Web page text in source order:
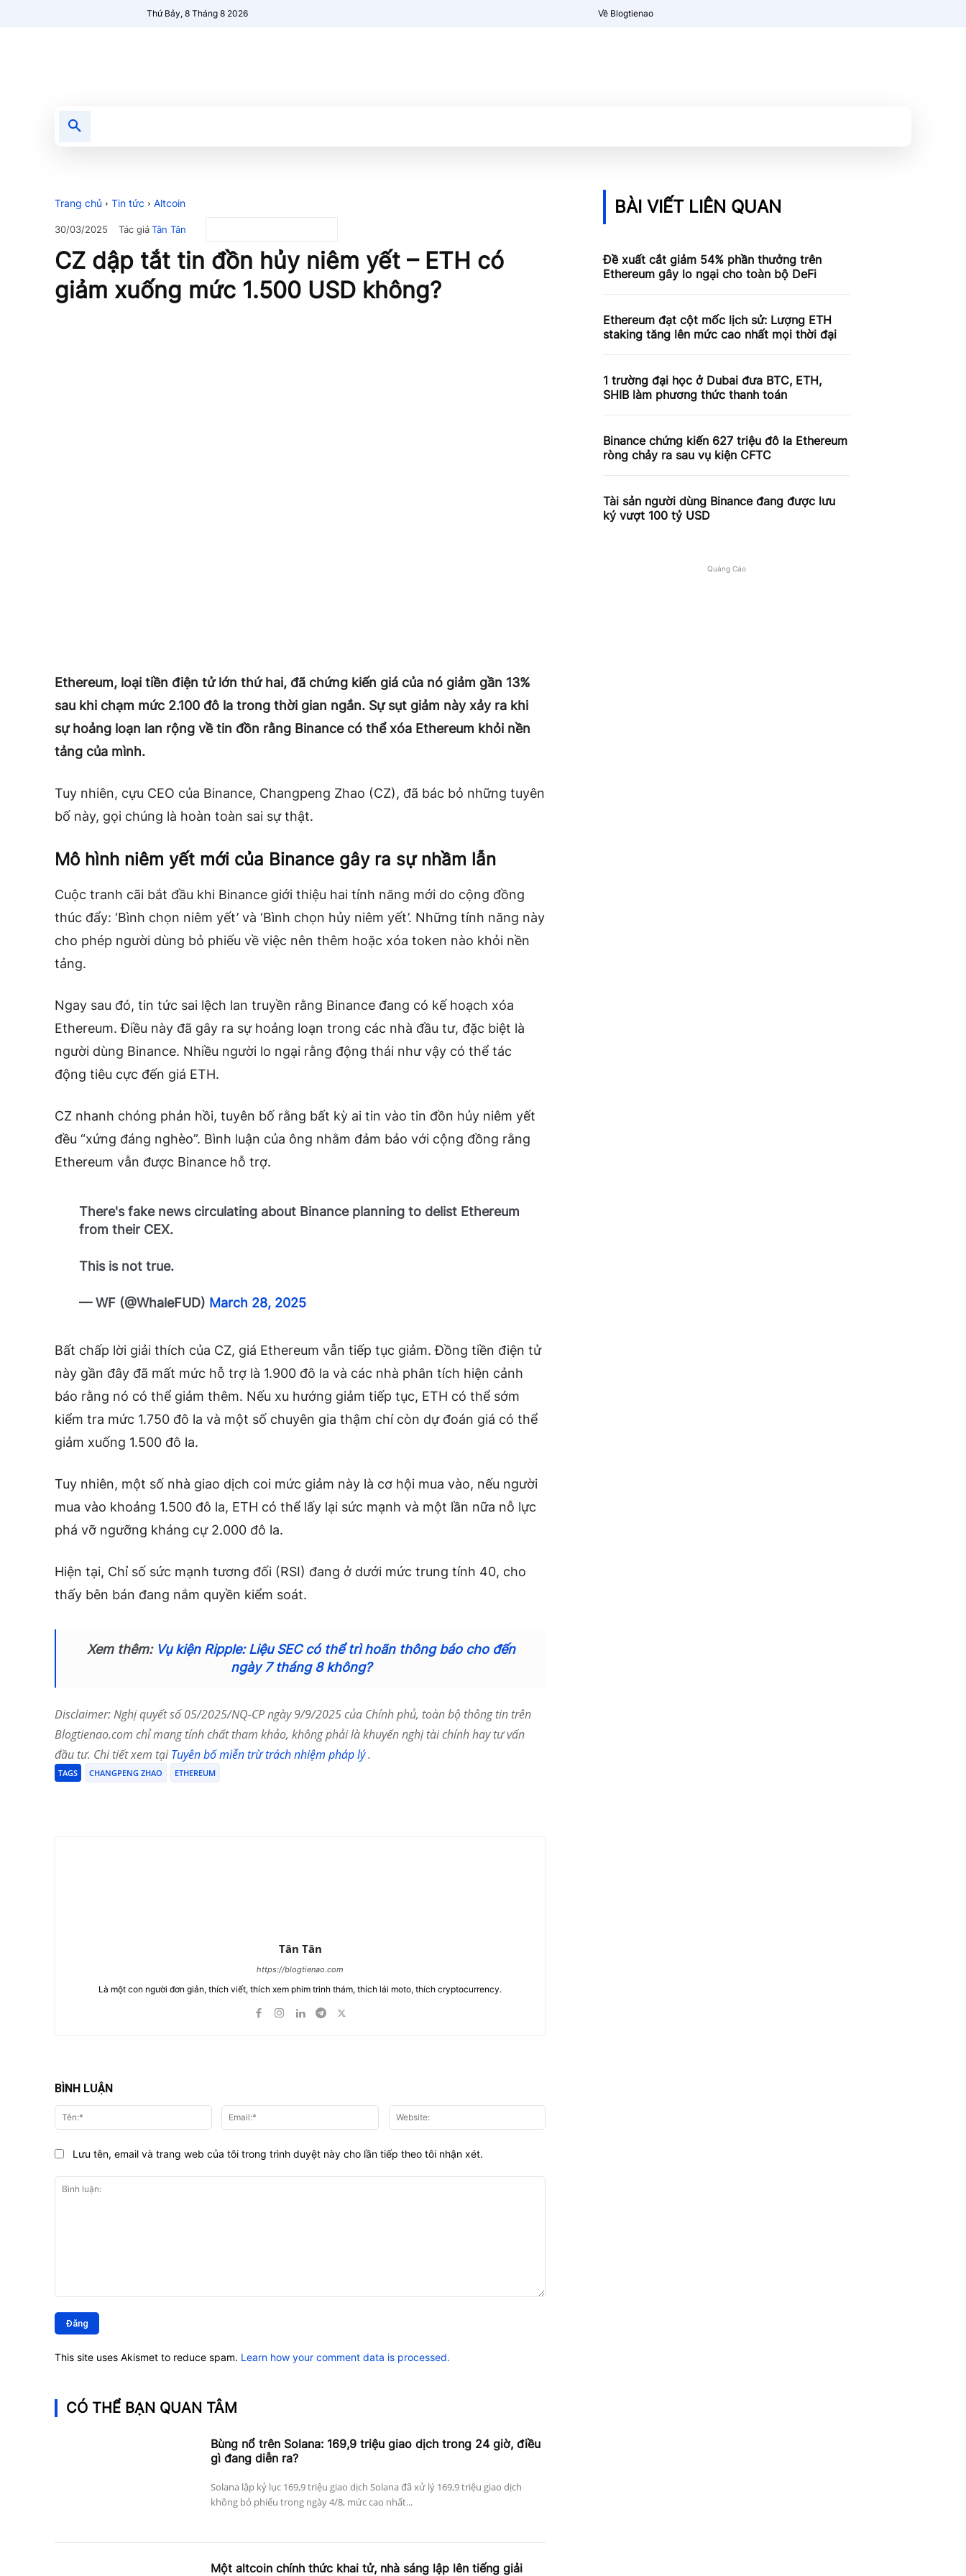
Thứ Bảy, 8 Tháng 8 2026 Về Blogtienao
Trang chủ Tin tức Altcoin
30/03/2025 Tác giảTân Tân
CZ dập tắt tin đồn hủy niêm yết – ETH có
giảm xuống mức 1.500 USD không?
Ethereum, loại tiền điện tử lớn thứ hai, đã chứng kiến ​​giá của nó giảm gần 13%
sau khi chạm mức 2.100 đô la trong thời gian ngắn. Sự sụt giảm này xảy ra khi
sự hoảng loạn lan rộng về tin đồn rằng Binance có thể xóa Ethereum khỏi nền
tảng của mình.
Tuy nhiên, cựu CEO của Binance, Changpeng Zhao (CZ), đã bác bỏ những tuyên
bố này, gọi chúng là hoàn toàn sai sự thật.
Mô hình niêm yết mới của Binance gây ra sự nhầm lẫn
Cuộc tranh cãi bắt đầu khi Binance giới thiệu hai tính năng mới do cộng đồng
thúc đẩy: ‘Bình chọn niêm yết’ và ‘Bình chọn hủy niêm yết’. Những tính năng này
cho phép người dùng bỏ phiếu về việc nên thêm hoặc xóa token nào khỏi nền
tảng.
Ngay sau đó, tin tức sai lệch lan truyền rằng Binance đang có kế hoạch xóa
Ethereum. Điều này đã gây ra sự hoảng loạn trong các nhà đầu tư, đặc biệt là
người dùng Binance. Nhiều người lo ngại rằng động thái như vậy có thể tác
động tiêu cực đến giá ETH.
CZ nhanh chóng phản hồi, tuyên bố rằng bất kỳ ai tin vào tin đồn hủy niêm yết
đều “xứng đáng nghèo”. Bình luận của ông nhằm đảm bảo với cộng đồng rằng
Ethereum vẫn được Binance hỗ trợ.
There's fake news circulating about Binance planning to delist Ethereum
from their CEX.
This is not true.
— WF (@WhaleFUD) March 28, 2025
Bất chấp lời giải thích của CZ, giá Ethereum vẫn tiếp tục giảm. Đồng tiền điện tử
này gần đây đã mất mức hỗ trợ là 1.900 đô la và các nhà phân tích hiện cảnh
báo rằng nó có thể giảm thêm. Nếu xu hướng giảm tiếp tục, ETH có thể sớm
kiểm tra mức 1.750 đô la và một số chuyên gia thậm chí còn dự đoán giá có thể
giảm xuống 1.500 đô la.
Tuy nhiên, một số nhà giao dịch coi mức giảm này là cơ hội mua vào, nếu người
mua vào khoảng 1.500 đô la, ETH có thể lấy lại sức mạnh và một lần nữa nỗ lực
phá vỡ ngưỡng kháng cự 2.000 đô la.
Hiện tại, Chỉ số sức mạnh tương đối (RSI) đang ở dưới mức trung tính 40, cho
thấy bên bán đang nắm quyền kiểm soát.
Xem thêm: Vụ kiện Ripple: Liệu SEC có thể trì hoãn thông báo cho đến
ngày 7 tháng 8 không?
Disclaimer: Nghị quyết số 05/2025/NQ-CP ngày 9/9/2025 của Chính phủ, toàn bộ thông tin trên
Blogtienao.com chỉ mang tính chất tham khảo, không phải là khuyến nghị tài chính hay tư vấn
đầu tư. Chi tiết xem tạiTuyên bố miễn trừ trách nhiệm pháp lý.
TAGS CHANGPENG ZHAO ETHEREUM
Tân Tân
https://blogtienao.com
Là một con người đơn giản, thích viết, thích xem phim trinh thám, thích lái moto, thích cryptocurrency.
BÌNH LUẬN
luận:
Tên:* Email:*
Lưu tên, email và trang web của tôi trong trình duyệt này cho lần tiếp theo tôi nhận xét.
This site uses Akismet to reduce spam. Learn how your comment data is processed.
CÓ THỂ BẠN QUAN TÂM
Bùng nổ trên Solana: 169,9 triệu giao dịch trong 24 giờ, điều
gì đang diễn ra?
Solana lập kỷ lục 169,9 triệu giao dịch Solana đã xử lý 169,9 triệu giao dịch
không bỏ phiếu trong ngày 4/8, mức cao nhất...
Một altcoin chính thức khai tử, nhà sáng lập lên tiếng giải
BÀI VIẾT LIÊN QUAN
Đề xuất cắt giảm 54% phần thưởng trên
Ethereum gây lo ngại cho toàn bộ DeFi
Ethereum đạt cột mốc lịch sử: Lượng ETH
staking tăng lên mức cao nhất mọi thời đại
1 trường đại học ở Dubai đưa BTC, ETH,
SHIB làm phương thức thanh toán
Binance chứng kiến ​​627 triệu đô la Ethereum
ròng chảy ra sau vụ kiện CFTC
Tài sản người dùng Binance đang được lưu
ký vượt 100 tỷ USD
Quảng Cáo